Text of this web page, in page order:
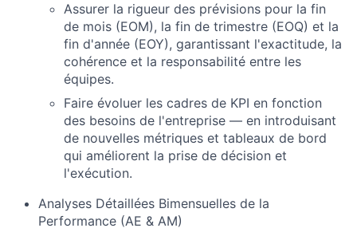
Assurer la rigueur des prévisions pour la fin
de mois (EOM), la fin de trimestre (EOQ) et la
fin d'année (EOY), garantissant l'exactitude, la
cohérence et la responsabilité entre les
équipes.
Faire évoluer les cadres de KPI en fonction
des besoins de l'entreprise — en introduisant
de nouvelles métriques et tableaux de bord
qui améliorent la prise de décision et
l'exécution.
Analyses Détaillées Bimensuelles de la
Performance (AE & AM)